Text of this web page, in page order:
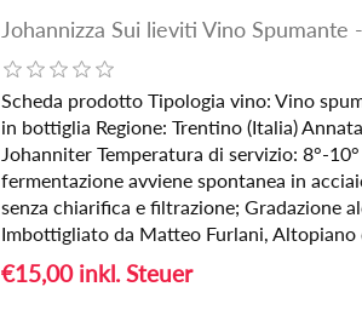
Johannizza Sui lieviti Vino Spumante
Scheda prodotto Tipologia vino: Vino
in bottiglia Regione: Trentino (Italia)
Johanniter Temperatura di servizio: 8°-
fermentazione avviene spontanea in
senza chiarifica e filtrazione; Gradazione
Imbottigliato da Matteo Furlani, Altopiano
€15,00 inkl. Steuer